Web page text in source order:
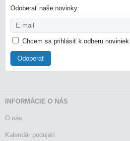
Odoberať naše novinky:
Chcem sa prihlásiť k odberu
Odoberať
INFORMÁCIE O NÁS
O nás
Kalendár podujatí